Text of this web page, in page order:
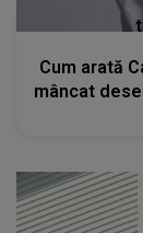
Cum arată
mâncat